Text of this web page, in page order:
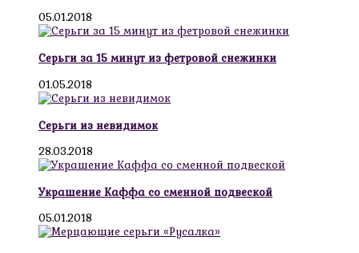
05.01.2018
Серьги за 15 минут из фетровой снежинки
01.05.2018
Серьги из невидимок
28.03.2018
Украшение Каффа со сменной подвеской
05.01.2018